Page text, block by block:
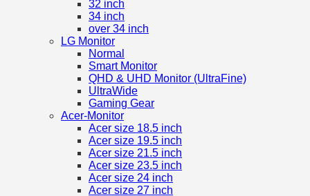
32 inch
34 inch
over 34 inch
LG Monitor
Normal
Smart Monitor
QHD & UHD Monitor (UltraFine)
UltraWide
Gaming Gear
Acer-Monitor
Acer size 18.5 inch
Acer size 19.5 inch
Acer size 21.5 inch
Acer size 23.5 inch
Acer size 24 inch
Acer size 27 inch